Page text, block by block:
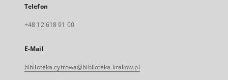
Telefon
+48 12 618 91 00
E-Mail
biblioteka.cyfrowa@biblioteka.krakow.pl